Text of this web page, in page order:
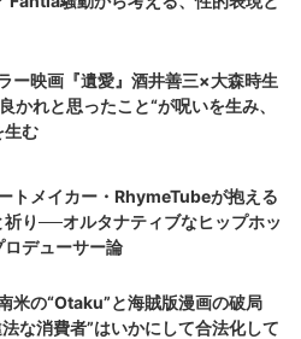
ー映画『遺愛』酒井善三×大森時生
かれと思ったこと“が呪いを生み、
生む
トメイカー・RhymeTubeが抱える
祈り──オルタナティブなヒップホッ
ロデューサー論
米の“Otaku”と海賊版漫画の破局
な消費者”はいかにして合法化して